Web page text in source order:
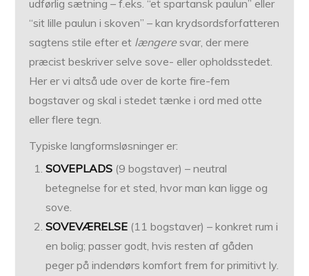
udførlig sætning – f.eks. “et spartansk paulun” eller
“sit lille paulun i skoven” – kan krydsordsforfatteren
sagtens stile efter et længeresvar, der mere
præcist beskriver selve sove- eller opholdsstedet.
Her er vi altså ude over de korte fire-fem
bogstaver og skal i stedet tænke i ord med otte
eller flere tegn.
Typiske langformsløsninger er:
SOVEPLADS (9 bogstaver) – neutral
betegnelse for et sted, hvor man kan ligge og
sove.
SOVEVÆRELSE (11 bogstaver) – konkret rum i
en bolig; passer godt, hvis resten af gåden
peger på indendørs komfort frem for primitivt ly.